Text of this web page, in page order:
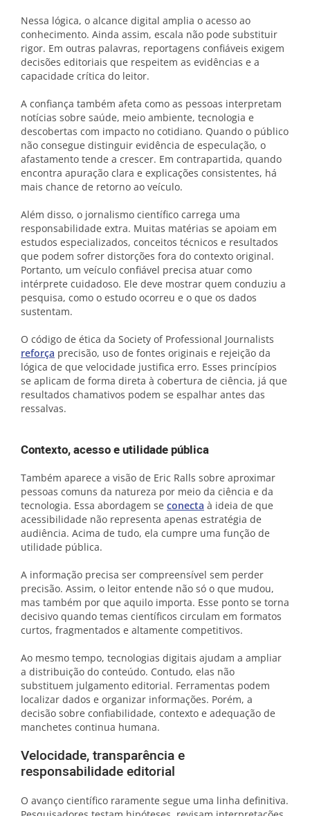
Nessa lógica, o alcance digital amplia o acesso ao
conhecimento. Ainda assim, escala não pode substituir
rigor. Em outras palavras, reportagens confiáveis exigem
decisões editoriais que respeitem as evidências e a
capacidade crítica do leitor.
A confiança também afeta como as pessoas interpretam
notícias sobre saúde, meio ambiente, tecnologia e
descobertas com impacto no cotidiano. Quando o público
não consegue distinguir evidência de especulação, o
afastamento tende a crescer. Em contrapartida, quando
encontra apuração clara e explicações consistentes, há
mais chance de retorno ao veículo.
Além disso, o jornalismo científico carrega uma
responsabilidade extra. Muitas matérias se apoiam em
estudos especializados, conceitos técnicos e resultados
que podem sofrer distorções fora do contexto original.
Portanto, um veículo confiável precisa atuar como
intérprete cuidadoso. Ele deve mostrar quem conduziu a
pesquisa, como o estudo ocorreu e o que os dados
sustentam.
O código de ética da Society of Professional Journalists
reforça precisão, uso de fontes originais e rejeição da
lógica de que velocidade justifica erro. Esses princípios
se aplicam de forma direta à cobertura de ciência, já que
resultados chamativos podem se espalhar antes das
ressalvas.
Contexto, acesso e utilidade pública
Também aparece a visão de Eric Ralls sobre aproximar
pessoas comuns da natureza por meio da ciência e da
tecnologia. Essa abordagem se conecta à ideia de que
acessibilidade não representa apenas estratégia de
audiência. Acima de tudo, ela cumpre uma função de
utilidade pública.
A informação precisa ser compreensível sem perder
precisão. Assim, o leitor entende não só o que mudou,
mas também por que aquilo importa. Esse ponto se torna
decisivo quando temas científicos circulam em formatos
curtos, fragmentados e altamente competitivos.
Ao mesmo tempo, tecnologias digitais ajudam a ampliar
a distribuição do conteúdo. Contudo, elas não
substituem julgamento editorial. Ferramentas podem
localizar dados e organizar informações. Porém, a
decisão sobre confiabilidade, contexto e adequação de
manchetes continua humana.
Velocidade, transparência e
responsabilidade editorial
O avanço científico raramente segue uma linha definitiva.